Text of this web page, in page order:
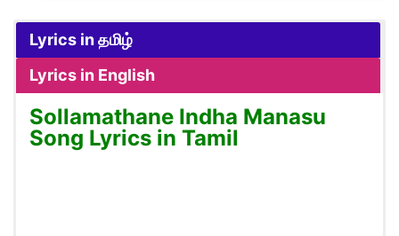
Lyrics in தமிழ்
Lyrics in English
Sollamathane Indha Manasu
Song Lyrics in Tamil